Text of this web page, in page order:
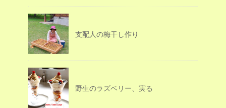
支配人の梅干し作り
野生のラズベリー、実る